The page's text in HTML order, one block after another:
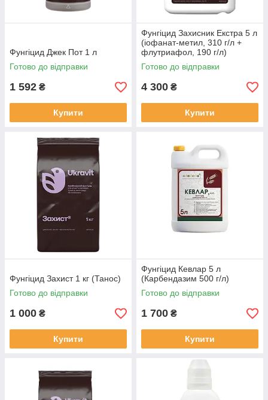
Фунгіцид Джек Пот 1 л
Готово до відправки
1 592 ₴
Купити
Фунгіцид Захисник Екстра 5 л
(іофанат-метил, 310 г/л +
флутриафол, 190 г/л)
Готово до відправки
4 300 ₴
Купити
Фунгіцид Захист 1 кг (Танос)
Готово до відправки
1 000 ₴
Купити
Фунгіцид Кевлар 5 л
(Карбендазим 500 г/л)
Готово до відправки
1 700 ₴
Купити